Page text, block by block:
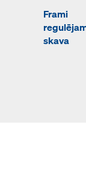
Frami
skava